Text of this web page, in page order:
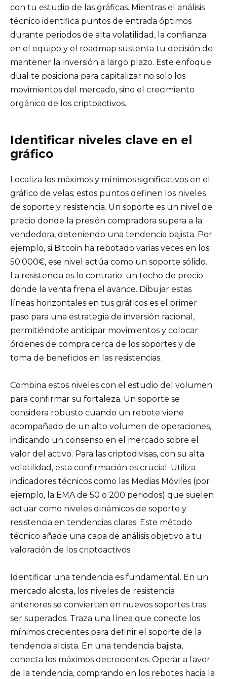
con tu estudio de las gráficas. Mientras el análisis
técnico identifica puntos de entrada óptimos
durante periodos de alta volatilidad, la confianza
en el equipo y el roadmap sustenta tu decisión de
mantener la inversión a largo plazo. Este enfoque
dual te posiciona para capitalizar no solo los
movimientos del mercado, sino el crecimiento
orgánico de los criptoactivos.
Identificar niveles clave en el
gráfico
Localiza los máximos y mínimos significativos en el
gráfico de velas; estos puntos definen los niveles
de soporte y resistencia. Un soporte es un nivel de
precio donde la presión compradora supera a la
vendedora, deteniendo una tendencia bajista. Por
ejemplo, si Bitcoin ha rebotado varias veces en los
50.000€, ese nivel actúa como un soporte sólido.
La resistencia es lo contrario: un techo de precio
donde la venta frena el avance. Dibujar estas
líneas horizontales en tus gráficos es el primer
paso para una estrategia de inversión racional,
permitiéndote anticipar movimientos y colocar
órdenes de compra cerca de los soportes y de
toma de beneficios en las resistencias.
Combina estos niveles con el estudio del volumen
para confirmar su fortaleza. Un soporte se
considera robusto cuando un rebote viene
acompañado de un alto volumen de operaciones,
indicando un consenso en el mercado sobre el
valor del activo. Para las criptodivisas, con su alta
volatilidad, esta confirmación es crucial. Utiliza
indicadores técnicos como las Medias Móviles (por
ejemplo, la EMA de 50 o 200 periodos) que suelen
actuar como niveles dinámicos de soporte y
resistencia en tendencias claras. Este método
técnico añade una capa de análisis objetivo a tu
valoración de los criptoactivos.
Identificar una tendencia es fundamental. En un
mercado alcista, los niveles de resistencia
anteriores se convierten en nuevos soportes tras
ser superados. Traza una línea que conecte los
mínimos crecientes para definir el soporte de la
tendencia alcista. En una tendencia bajista,
conecta los máximos decrecientes. Operar a favor
de la tendencia, comprando en los rebotes hacia la